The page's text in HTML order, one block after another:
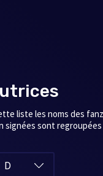
liste les noms des
signées sont